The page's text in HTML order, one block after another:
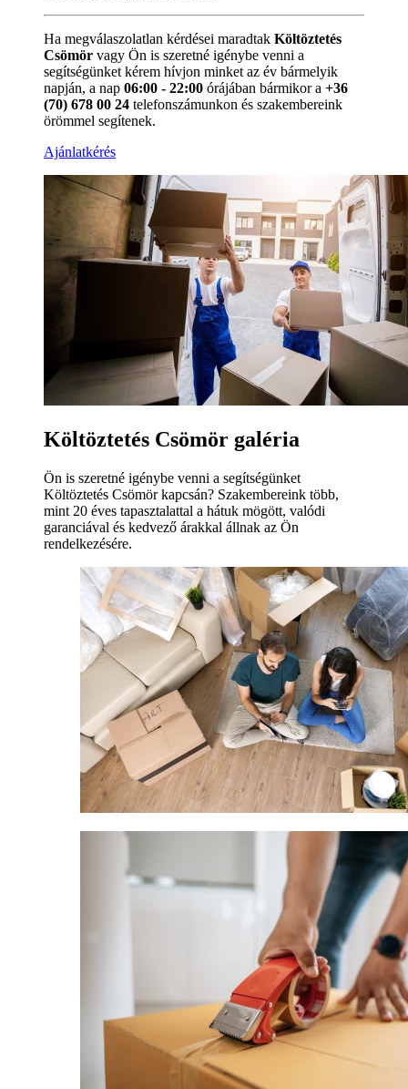
Ha megválaszolatlan kérdései maradtak Költöztetés
Csömör vagy Ön is szeretné igénybe venni a
segítségünket kérem hívjon minket az év bármelyik
napján, a nap 06:00 - 22:00 órájában bármikor a +36
(70) 678 00 24 telefonszámunkon és szakembereink
örömmel segítenek.
Ajánlatkérés
Költöztetés Csömör galéria
Ön is szeretné igénybe venni a segítségünket
Költöztetés Csömör kapcsán? Szakembereink több,
mint 20 éves tapasztalattal a hátuk mögött, valódi
garanciával és kedvező árakkal állnak az Ön
rendelkezésére.